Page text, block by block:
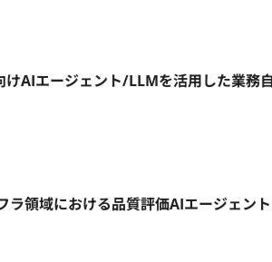
AIエージェント/LLMを活用した業務
ラ領域における品質評価AIエージェン